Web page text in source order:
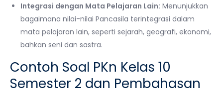
Integrasi dengan Mata Pelajaran Lain: Menunjukkan
bagaimana nilai-nilai Pancasila terintegrasi dalam
mata pelajaran lain, seperti sejarah, geografi, ekonomi,
bahkan seni dan sastra.
Contoh Soal PKn Kelas 10
Semester 2 dan Pembahasan